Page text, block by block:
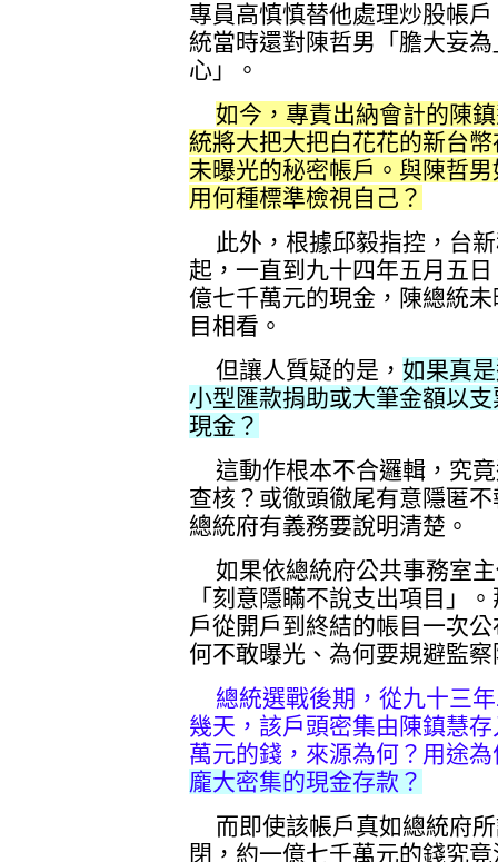
專員高慎慎替他處理炒股帳
統當時還對陳哲男「膽大妄
心」。
如今，專責出納會計的陳
統將大把大把白花花的新台
未曝光的秘密帳戶。與陳哲
用何種標準檢視自己？
此外，根據邱毅指控，台
起，一直到九十四年五月五
億七千萬元的現金，陳總統
目相看。
但讓人質疑的是， 如果真
小型匯款捐助或大筆金額以
現金？
這動作根本不合邏輯，究
查核？或徹頭徹尾有意隱匿
總統府有義務要說明清楚。
如果依總統府公共事務室
「刻意隱瞞不說支出項目」
戶從開戶到終結的帳目一次
何不敢曝光、為何要規避監
總統選戰後期，從九十三
幾天，該戶頭密集由陳鎮慧
萬元的錢，來源為何？用途為
龐大密集的現金存款？
而即使該帳戶真如總統府
閉，約一億七千萬元的錢究